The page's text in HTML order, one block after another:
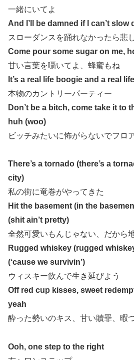
一緒にいてよ
And I’ll be damned if I can’t slow
スローダンスを踊れなかったら悲
Come pour some sugar on me,
甘い言葉を囁いてよ、蜂蜜もね
It’s a real life boogie and a real
本物のカントリーパーティー
Don’t be a bitch, come take it to
huh (woo)
ビッチみたいに怖がらないでフロ
There’s a tornado (there’s a
city)
私の街に竜巻がやってきた
Hit the basement (in the
(shit ain’t pretty)
全然可愛いもんじゃない、だから
Rugged whiskey (rugged
(‘cause we survivin’)
ウィスキー飲んで生き延びよう
Off red cup kisses, sweet
yeah
酔った勢いのキス、甘い贖罪、暇
Ooh, one step to the right